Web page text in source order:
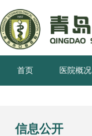
首页 医院概况
信息公开